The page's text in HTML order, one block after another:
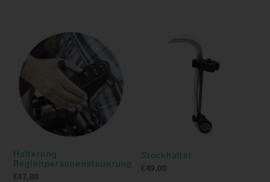
Halterung
Begleitpersonensteuerung
€47,00
Stockhalter
€49,00